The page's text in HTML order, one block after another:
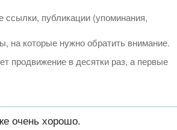
публикации (упоминания,
на которые нужно обратить внимание.
продвижение в десятки раз, а первые